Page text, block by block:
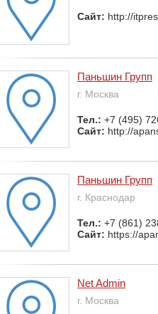
Сайт: http://
Паньшин Групп
г. Москва
Тел.: +7 (495)
Сайт: http://
Паньшин Групп
г. Краснодар
Тел.: +7 (861)
Сайт: https://
Net Admin
г. Москва